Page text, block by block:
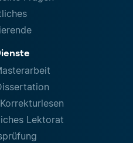
Lektorat